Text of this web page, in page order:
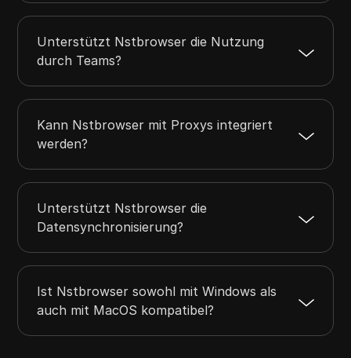
Unterstützt Nstbrowser die Nutzung
durch Teams?
Kann Nstbrowser mit Proxys integriert
werden?
Unterstützt Nstbrowser die
Datensynchronisierung?
Ist Nstbrowser sowohl mit Windows als
auch mit MacOS kompatibel?